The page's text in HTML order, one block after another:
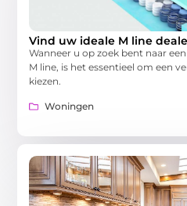
Vind uw ideale M line
Wanneer u op zoek bent naar
M line, is het essentieel om een
kiezen.
Woningen